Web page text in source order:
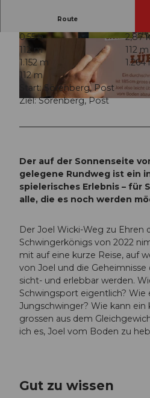
© Yannick Röösli, UNESCO Biosphäre Entlebuch
ch
Route
0:55 h
2,87
112 m
112 m
1.152 m
1.264
112 m
Start: Sörenberg, Post
Ziel: Sörenberg, Post
Der auf der Sonnenseite
gelegene Rundweg ist ein
spielerisches Erlebnis – für
alle, die es noch werden
Der Joel Wicki-Weg zu Ehren
Schwingerkönigs von 2022
mit auf eine kurze Reise, auf
von Joel und die
sicht- und erlebbar werden.
Schwingsport eigentlich? Wie
Jungschwinger? Wie kann ein
grossen aus dem
ich es, Joel vom Boden zu
Gut zu wissen